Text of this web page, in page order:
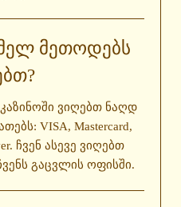
ᲛᲔᲗᲝᲓᲔᲑᲡ
ვიღებთ ნაღდ
VISA, Mastercard,
ჩვენ ასევე ვიღებთ
გაცვლის ოფისში.